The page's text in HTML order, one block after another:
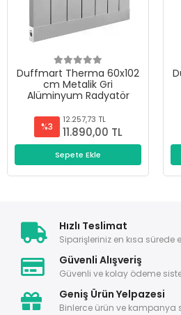
Duffmart Therma 60x102
cm Metalik Gri
Alüminyum Radyatör
%3
12.257,73 TL
11.890,00 TL
Sepete Ekle
Hızlı Teslimat
Siparişleriniz en kısa sürede
Güvenli Alışveriş
Güvenli ve kolay ödeme
Geniş Ürün Yelpazesi
Binlerce ürün ve kampanya